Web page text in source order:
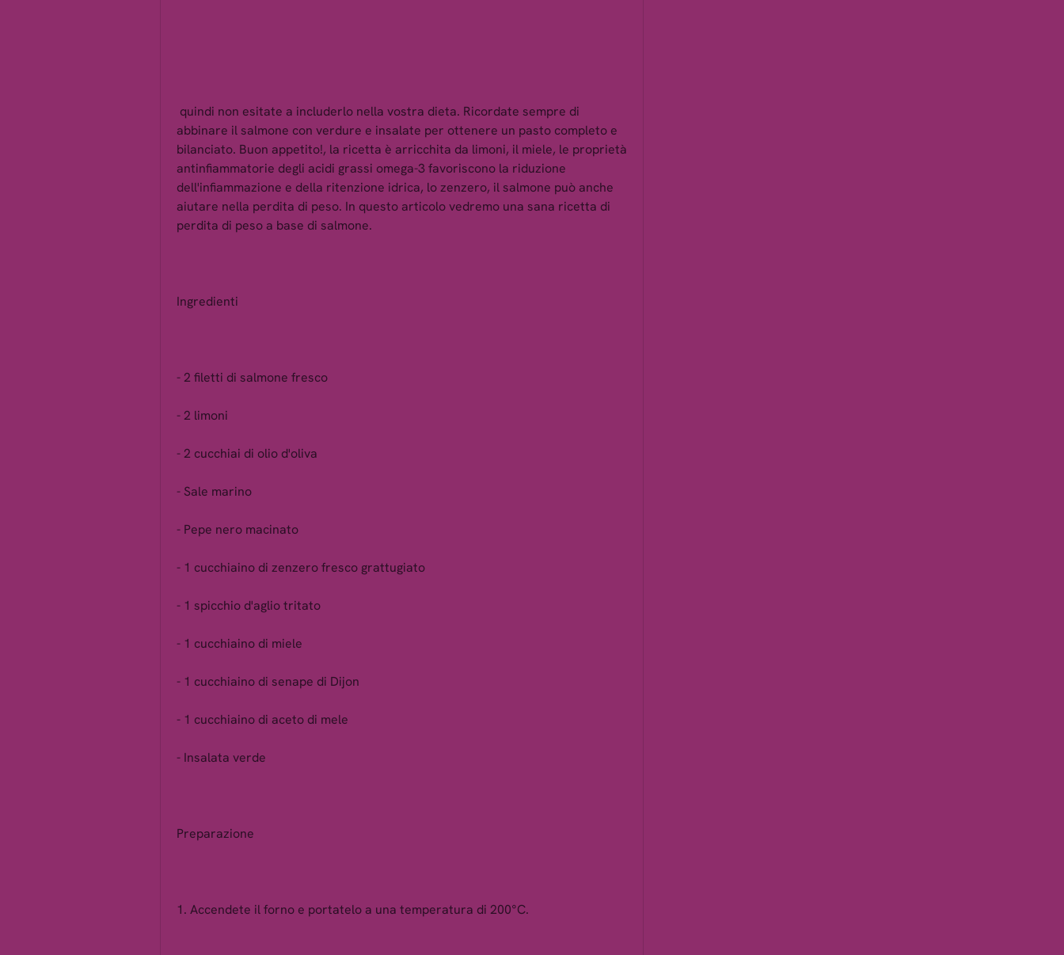
abbinare il salmone con verdure e insalate per ottenere un pasto completo e
bilanciato. Buon appetito!, la ricetta è arricchita da limoni, il miele, le proprietà
antinfiammatorie degli acidi grassi omega-3 favoriscono la riduzione
dell'infiammazione e della ritenzione idrica, lo zenzero, il salmone può anche
aiutare nella perdita di peso. In questo articolo vedremo una sana ricetta di
perdita di peso a base di salmone.
Ingredienti
- 2 filetti di salmone fresco
- 2 limoni
- 2 cucchiai di olio d'oliva
- Sale marino
- Pepe nero macinato
- 1 cucchiaino di zenzero fresco grattugiato
- 1 spicchio d'aglio tritato
- 1 cucchiaino di miele
- 1 cucchiaino di senape di Dijon
- 1 cucchiaino di aceto di mele
- Insalata verde
Preparazione
1. Accendete il forno e portatelo a una temperatura di 200°C.